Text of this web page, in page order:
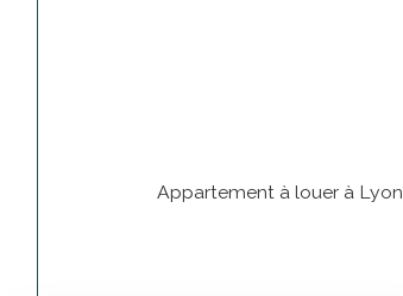
Appartement à louer à Lyon